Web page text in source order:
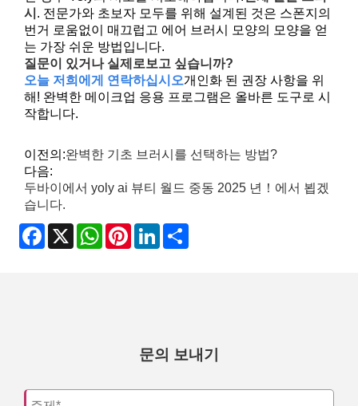
시 . 전문가와 초보자 모두를 위해 설계된 것은 스폰지의
번거 로움없이 매끄럽고 에어 브러시 모양의 모양을 얻
는 가장 쉬운 방법입니다.
질문이 있거나 실제로보고 싶습니까?
오늘 저희에게 연락하십시오개인화 된 권장 사항을 위
해! 완벽한 메이크업 응용 프로그램은 올바른 도구로 시
작합니다.
이전의:완벽한 기초 브러시를 선택하는 방법?
다음:
두바이에서 yoly ai 뷰티 월드 중동 2025 년！에서 뵙겠
습니다.
Facebook
X WhatsApp
PinterestLinkedIn
문의 보내기